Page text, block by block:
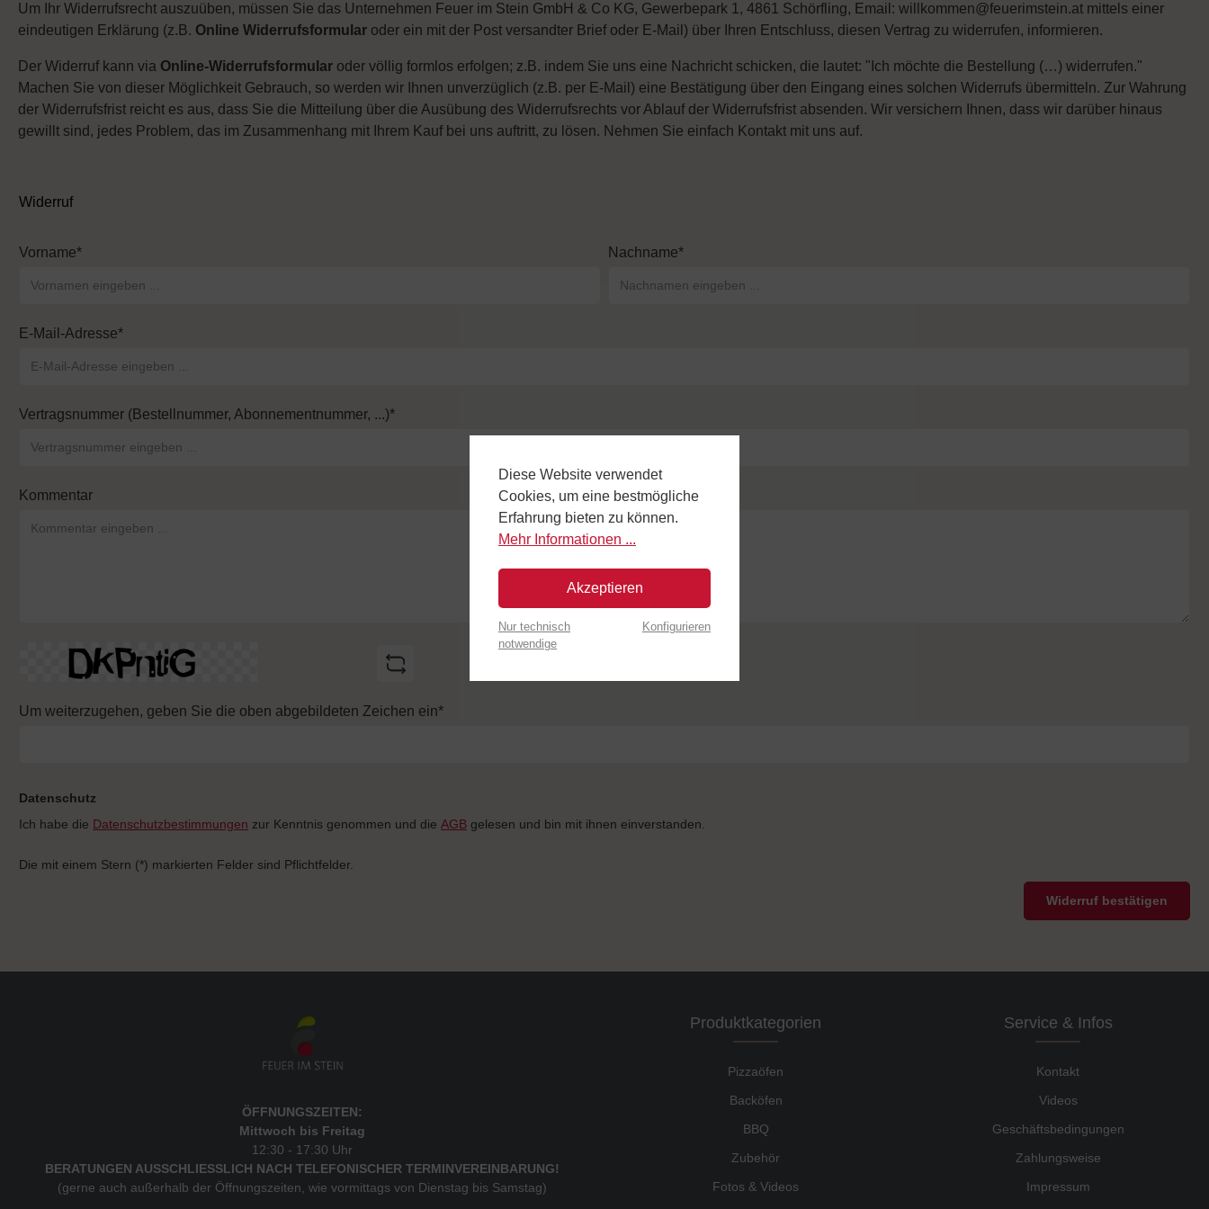
Um Ihr Widerrufsrecht auszuüben, müssen Sie das Unternehmen Feuer im Stein GmbH & Co KG, Gewerbepark 1, 4861 Schörfling, Email: willkommen@feuerimstein.at mittels einer
eindeutigen Erklärung (z.B. Online Widerrufsformular oder ein mit der Post versandter Brief oder E-Mail) über Ihren Entschluss, diesen Vertrag zu widerrufen, informieren.
Der Widerruf kann via Online-Widerrufsformular oder völlig formlos erfolgen; z.B. indem Sie uns eine Nachricht schicken, die lautet: "Ich möchte die Bestellung (…) widerrufen."
Machen Sie von dieser Möglichkeit Gebrauch, so werden wir Ihnen unverzüglich (z.B. per E-Mail) eine Bestätigung über den Eingang eines solchen Widerrufs übermitteln. Zur Wahrung
der Widerrufsfrist reicht es aus, dass Sie die Mitteilung über die Ausübung des Widerrufsrechts vor Ablauf der Widerrufsfrist absenden. Wir versichern Ihnen, dass wir darüber hinaus
gewillt sind, jedes Problem, das im Zusammenhang mit Ihrem Kauf bei uns auftritt, zu lösen. Nehmen Sie einfach Kontakt mit uns auf.
Widerruf
Vorname* Nachname*
E-Mail-Adresse*
Vertragsnummer (Bestellnummer, Abonnementnummer, ...)*
Kommentar
Um weiterzugehen, geben Sie die oben abgebildeten Zeichen ein*
Datenschutz
Ich habe die Datenschutzbestimmungen zur Kenntnis genommen und die AGB gelesen und bin mit ihnen einverstanden.
Die mit einem Stern (*) markierten Felder sind Pflichtfelder.
Widerruf bestätigen
ÖFFNUNGSZEITEN:
Mittwoch bis Freitag
12:30 - 17:30 Uhr
BERATUNGEN AUSSCHLIESSLICH NACH TELEFONISCHER TERMINVEREINBARUNG!
(gerne auch außerhalb der Öffnungszeiten, wie vormittags von Dienstag bis Samstag)
Produktkategorien
Pizzaöfen
Backöfen
BBQ
Zubehör
Fotos & Videos
Service & Infos
Kontakt
Videos
Geschäftsbedingungen
Zahlungsweise
Impressum
Diese Website verwendet
Cookies, um eine bestmögliche
Erfahrung bieten zu können.
Mehr Informationen ...
Akzeptieren
Nur technisch
notwendige
Konfigurieren